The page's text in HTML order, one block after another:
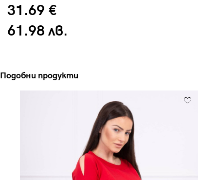
31.69 €
61.98 лв.
Подобни продукти